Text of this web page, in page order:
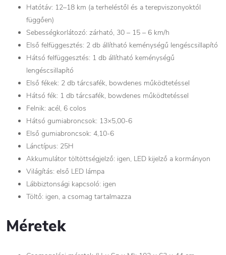
Hatótáv: 12–18 km (a terheléstől és a terepviszonyoktól
függően)
Sebességkorlátozó: zárható, 30 – 15 – 6 km/h
Első felfüggesztés: 2 db állítható keménységű lengéscsillapító
Hátsó felfüggesztés: 1 db állítható keménységű
lengéscsillapító
Első fékek: 2 db tárcsafék, bowdenes működtetéssel
Hátsó fék: 1 db tárcsafék, bowdenes működtetéssel
Felnik: acél, 6 colos
Hátsó gumiabroncsok: 13×5,00-6
Első gumiabroncsok: 4,10-6
Lánctípus: 25H
Akkumulátor töltöttségjelző: igen, LED kijelző a kormányon
Világítás: első LED lámpa
Lábbiztonsági kapcsoló: igen
Töltő: igen, a csomag tartalmazza
Méretek